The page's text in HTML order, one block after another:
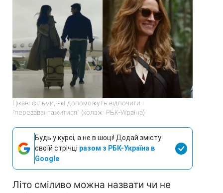
Цікаві фільми, які допоможуть відпочити і
"перезавантажитися" (колаж: РБК-Україна)
Будь у курсі, а не в шоці! Додай змісту
своїй стрічці разом з РБК-Україна в
Google
Літо сміливо можна назвати чи не